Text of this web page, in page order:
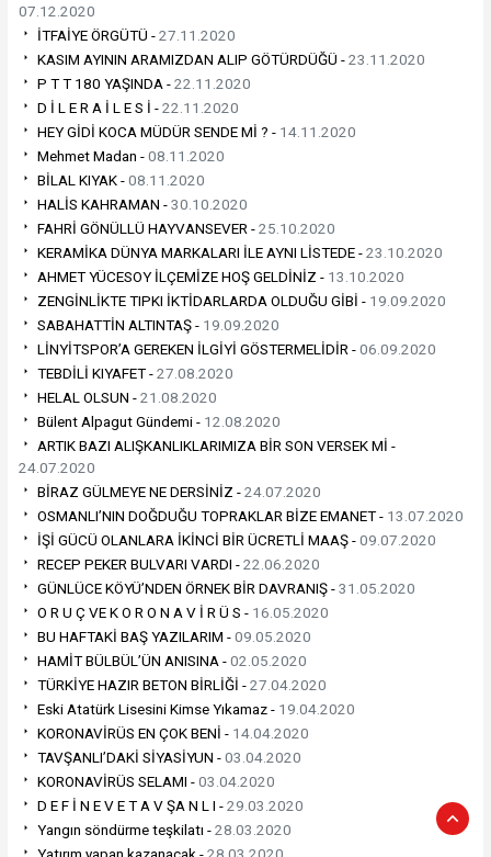
07.12.2020
İTFAİYE ÖRGÜTÜ -27.11.2020
KASIM AYININ ARAMIZDAN ALIP GÖTÜRDÜĞÜ -23.11.2020
P T T 180 YAŞINDA -22.11.2020
D İ L E R A İ L E S İ -22.11.2020
HEY GİDİ KOCA MÜDÜR SENDE Mİ ? - 14.11.2020
Mehmet Madan -08.11.2020
BİLAL KIYAK -08.11.2020
HALİS KAHRAMAN -30.10.2020
FAHRİ GÖNÜLLÜ HAYVANSEVER -25.10.2020
KERAMİKA DÜNYA MARKALARI İLE AYNI LİSTEDE -23.10.2020
AHMET YÜCESOY İLÇEMİZE HOŞ GELDİNİZ - 13.10.2020
ZENGİNLİKTE TIPKI İKTİDARLARDA OLDUĞU GİBİ - 19.09.2020
SABAHATTİN ALTINTAŞ - 19.09.2020
LİNYİTSPOR’A GEREKEN İLGİYİ GÖSTERMELİDİR -06.09.2020
TEBDİLİ KIYAFET -27.08.2020
HELAL OLSUN -21.08.2020
Bülent Alpagut Gündemi - 12.08.2020
ARTIK BAZI ALIŞKANLIKLARIMIZA BİR SON VERSEK Mİ -
24.07.2020
BİRAZ GÜLMEYE NE DERSİNİZ -24.07.2020
OSMANLI’NIN DOĞDUĞU TOPRAKLAR BİZE EMANET - 13.07.2020
İŞİ GÜCÜ OLANLARA İKİNCİ BİR ÜCRETLİ MAAŞ -09.07.2020
RECEP PEKER BULVARI VARDI -22.06.2020
GÜNLÜCE KÖYÜ’NDEN ÖRNEK BİR DAVRANIŞ -31.05.2020
O R U Ç VE K O R O N A V İ R Ü S - 16.05.2020
BU HAFTAKİ BAŞ YAZILARIM -09.05.2020
HAMİT BÜLBÜL’ÜN ANISINA -02.05.2020
TÜRKİYE HAZIR BETON BİRLİĞİ -27.04.2020
Eski Atatürk Lisesini Kimse Yıkamaz - 19.04.2020
KORONAVİRÜS EN ÇOK BENİ - 14.04.2020
TAVŞANLI’DAKİ SİYASİYUN -03.04.2020
KORONAVİRÜS SELAMI -03.04.2020
D E F İ N E V E T A V ŞA N L I -29.03.2020
Yangın söndürme teşkilatı -28.03.2020